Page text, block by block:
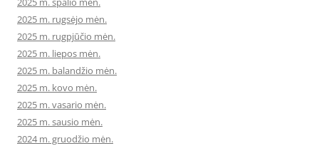
2025 m. rugsėjo mėn.
2025 m. rugpjūčio mėn.
2025 m. liepos mėn.
2025 m. balandžio mėn.
2025 m. kovo mėn.
2025 m. vasario mėn.
2025 m. sausio mėn.
2024 m. gruodžio mėn.